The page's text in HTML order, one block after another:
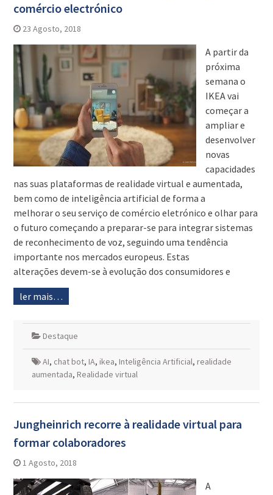
comércio electrónico
23 Agosto, 2018
A partir da
próxima
semana o
IKEA vai
começar a
ampliar e
desenvolver
novas
capacidades
nas suas plataformas de realidade virtual e aumentada,
bem como de inteligência artificial de forma a
melhorar o seu serviço de comércio eletrónico e olhar para
o futuro começando a preparar-se para integrar sistemas
de reconhecimento de voz, seguindo uma tendência
importante nos mercados europeus. Estas
alterações devem-se à evolução dos consumidores e
ler mais…
Destaque
AI, chat bot, IA, ikea, Inteligência Artificial, realidade
aumentada, Realidade virtual
Jungheinrich recorre à realidade virtual para
formar colaboradores
1 Agosto, 2018
A